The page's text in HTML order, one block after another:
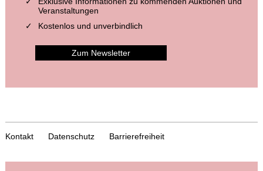
Veranstaltungen
Kostenlos und unverbindlich
Zum Newsletter
Kontakt Datenschutz Barrierefreiheit